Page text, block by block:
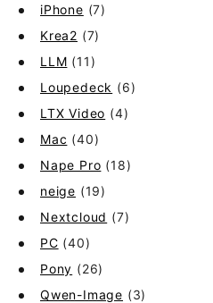
iPhone (7)
Krea2 (7)
LLM (11)
Loupedeck (6)
LTX Video (4)
Mac (40)
Nape Pro (18)
neige (19)
Nextcloud (7)
PC (40)
Pony (26)
Qwen-Image (3)